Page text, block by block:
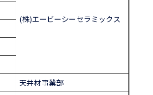
(株)エービーシーセラミックス
天井材事業部